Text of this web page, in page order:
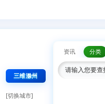
三维滁州
[切换城市]
资讯 分类